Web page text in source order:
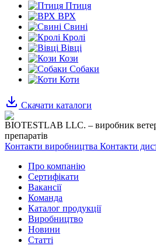
Птиця
ВРХ
Свині
Кролі
Вівці
Кози
Собаки
Коти
Скачати каталоги
BIOTESTLAB LLC. – виробник
препаратів
Контакти виробництва Контакти
Про компанію
Сертифікати
Вакансії
Команда
Каталог продукції
Виробництво
Новини
Статті